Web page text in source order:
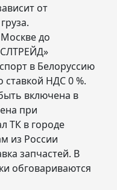
от
до
в Белоруссию
ставкой НДС 0 %.
включена в
при
ТК в городе
из России
запчастей. В
обговариваются